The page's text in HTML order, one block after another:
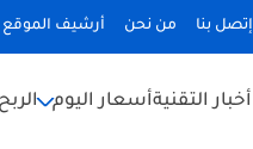
إتصل بنا من نحن أرشيف الموقع
أخبار التقنيةأسعار اليوم